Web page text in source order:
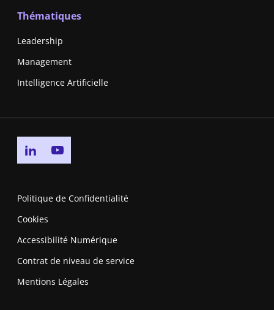
Thématiques
Leadership
Management
Intelligence Artificielle
Go to linkedin page
Politique de Confidentialité
Cookies
Accessibilité Numérique
Contrat de niveau de service
Mentions Légales